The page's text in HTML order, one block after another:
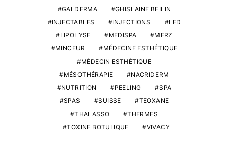
GALDERMA
GHISLAINE BEILIN
INJECTABLES
INJECTIONS
LED
LIPOLYSE
MEDISPA
MERZ
MINCEUR
MÉDECINE ESTHÉTIQUE
MÉDECIN ESTHÉTIQUE
MÉSOTHÉRAPIE
NACRIDERM
NUTRITION
PEELING
SPA
SPAS
SUISSE
TEOXANE
THALASSO
THERMES
TOXINE BOTULIQUE
VIVACY